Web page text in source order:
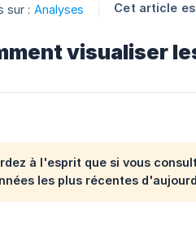
sur : Analyses Cet article
visualiser
à l'esprit que si vous
les plus récentes